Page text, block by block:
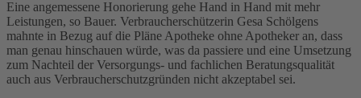
Eine angemessene Honorierung gehe Hand in Hand mit mehr
Leistungen, so Bauer. Verbraucherschützerin Gesa Schölgens
mahnte in Bezug auf die Pläne Apotheke ohne Apotheker an, dass
man genau hinschauen würde, was da passiere und eine Umsetzung
zum Nachteil der Versorgungs- und fachlichen Beratungsqualität
auch aus Verbraucherschutzgründen nicht akzeptabel sei.